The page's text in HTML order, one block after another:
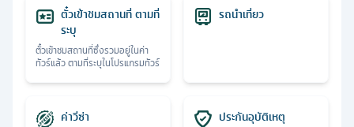
ตั๋วเข้าชมสถานที่ ตามที่
ระบุ
ตั๋วเข้าชมสถานที่ซึ่งรวมอยู่ในค่า
ทัวร์แล้ว ตามที่ระบุในโปรแกรมทัวร์
รถนำเที่ยว
ค่าวีซ่า ประกันอุบัติเหตุ